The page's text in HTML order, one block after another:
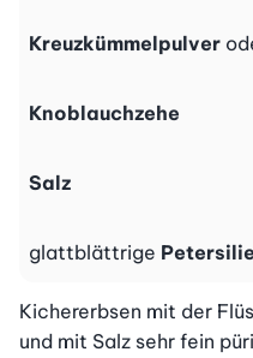
Kreuzkümmelpulver
Knoblauchzehe
Salz
glattblättrige Petersilie
Kichererbsen mit der
und mit Salz sehr fein